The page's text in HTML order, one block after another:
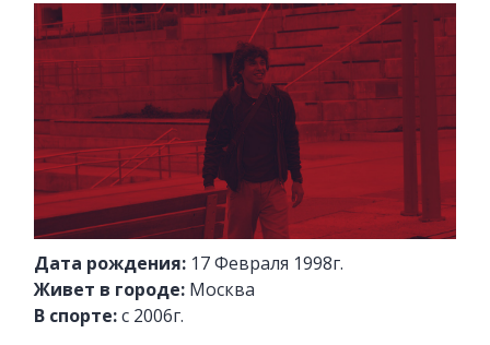
Дата рождения: 17 Февраля 1998г.
Живет в городе: Москва
В спорте:с 2006г.